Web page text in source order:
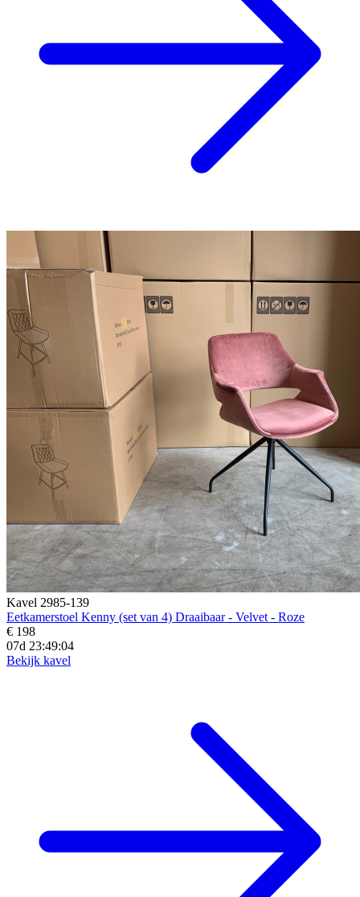
Kavel 2985-139
Eetkamerstoel Kenny (set van 4) Draaibaar - Velvet - Roze
€ 198
07d 23:49:02
Bekijk kavel